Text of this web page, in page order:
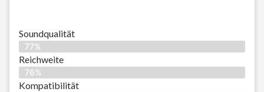
Soundqualität
77%
Reichweite
76%
Kompatibilität